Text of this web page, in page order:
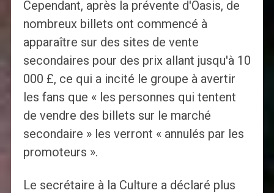
Cependant, après la prévente d'Oasis, de
nombreux billets ont commencé à
apparaître sur des sites de vente
secondaires pour des prix allant jusqu'à 10
000 £, ce qui a incité le groupe à avertir
les fans que « les personnes qui tentent
de vendre des billets sur le marché
secondaire » les verront « annulés par les
promoteurs ».
Le secrétaire à la Culture a déclaré plus